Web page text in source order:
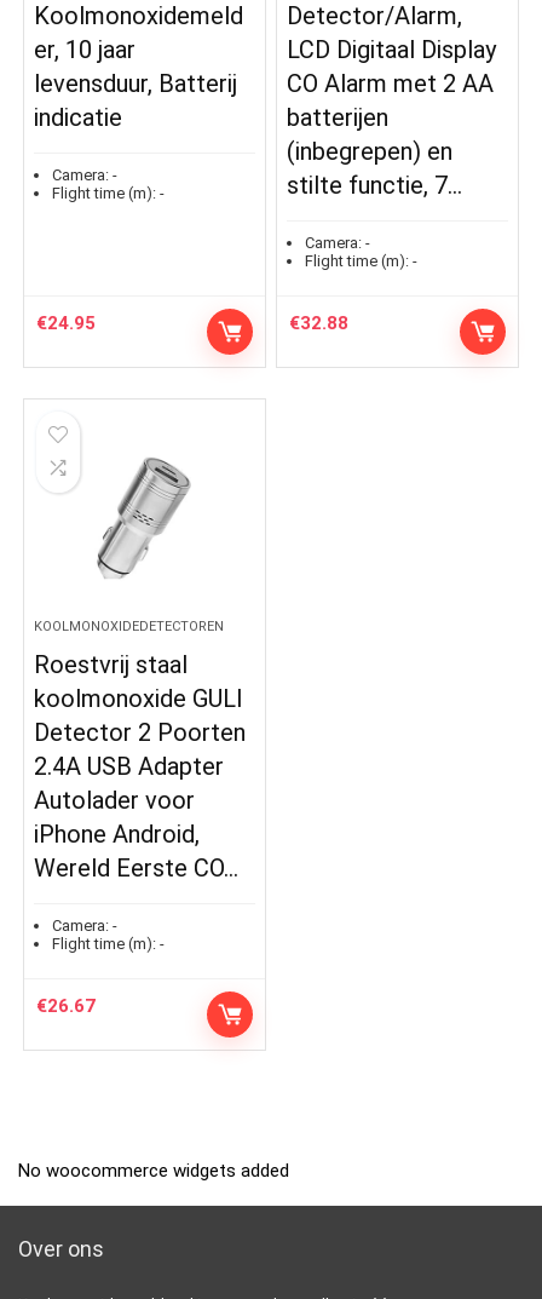
Koolmonoxidemeld
er, 10 jaar
levensduur, Batterij
indicatie
Camera: -
Flight time (m): -
€24.95
Detector/Alarm,
LCD Digitaal Display
CO Alarm met 2 AA
batterijen
(inbegrepen) en
stilte functie, 7…
Camera: -
Flight time (m): -
€32.88
KOOLMONOXIDEDETECTOREN
Roestvrij staal
koolmonoxide GULI
Detector 2 Poorten
2.4A USB Adapter
Autolader voor
iPhone Android,
Wereld Eerste CO…
Camera: -
Flight time (m): -
€26.67
No woocommerce widgets added
Over ons